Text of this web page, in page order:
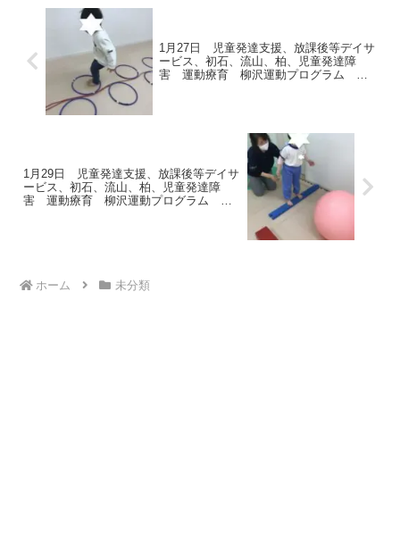
1月27日 児童発達支援、放課後等デイサ
ービス、初石、流山、柏、児童発達障
害 運動療育 柳沢運動プログラム こ
1月29日 児童発達支援、放課後等デイサ
ービス、初石、流山、柏、児童発達障
害 運動療育 柳沢運動プログラム こ
ホーム 未分類